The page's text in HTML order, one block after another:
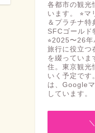
各都市の観光
います。 ⭐︎
＆プラチナ特
SFCゴールド
⭐︎2025〜26
旅行に役立つ
を綴っていま
住。東京観光
いく予定です
は、Google
しています。